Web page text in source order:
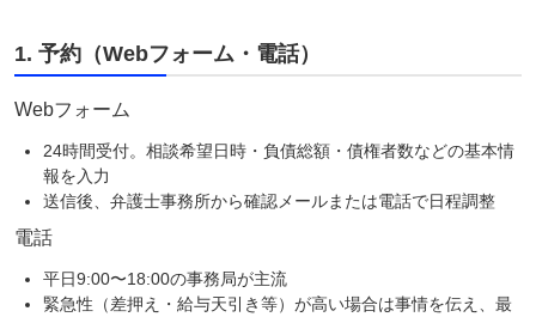
1. 予約（Webフォーム・電話）
Webフォーム
24時間受付。相談希望日時・負債総額・債権者数などの基本情
報を入力
送信後、弁護士事務所から確認メールまたは電話で日程調整
電話
平日9:00〜18:00の事務局が主流
緊急性（差押え・給与天引き等）が高い場合は事情を伝え、最